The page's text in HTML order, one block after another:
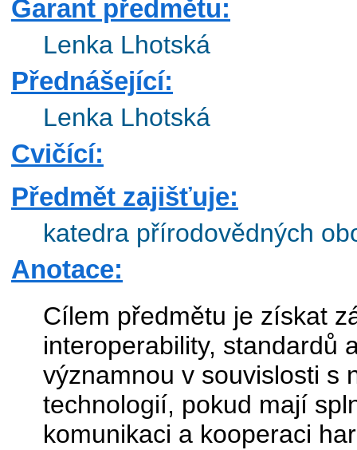
Garant předmětu:
Lenka Lhotská
Přednášející:
Lenka Lhotská
Cvičící:
Předmět zajišťuje:
katedra přírodovědných
Anotace:
Cílem předmětu je získat
interoperability, standardů
významnou v souvislosti s
technologií, pokud mají
komunikaci a kooperaci